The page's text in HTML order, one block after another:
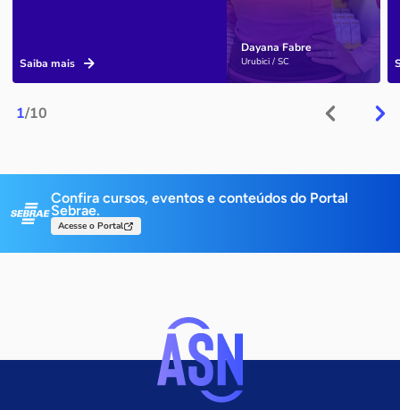
1/10
Dayana Fabre
Urubici / SC
Saiba mais
Confira cursos, eventos e conteúdos do Portal
Sebrae.
Acesse o Portal